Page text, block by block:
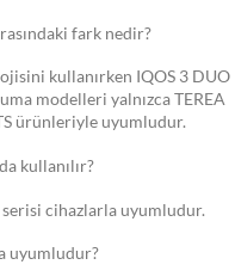
fark nedir?
kullanırken IQOS 3 DUO
modelleri yalnızca TEREA
ürünleriyle uyumludur.
kullanılır?
cihazlarla uyumludur.
uyumludur?